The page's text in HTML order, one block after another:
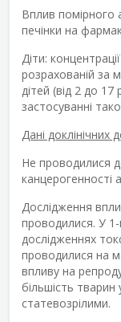
Вплив помірного
печінки на
Діти:
розрахованій за
дітей (від 2 до 17
застосуванні
Дані доклінічних
Не проводилися
канцерогенності
Дослідження
проводилися. У
дослідженнях
проводилися на
впливу на
більшість
статевозрілими.